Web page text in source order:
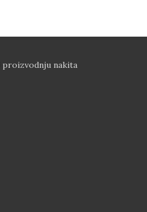
proizvodnju nakita